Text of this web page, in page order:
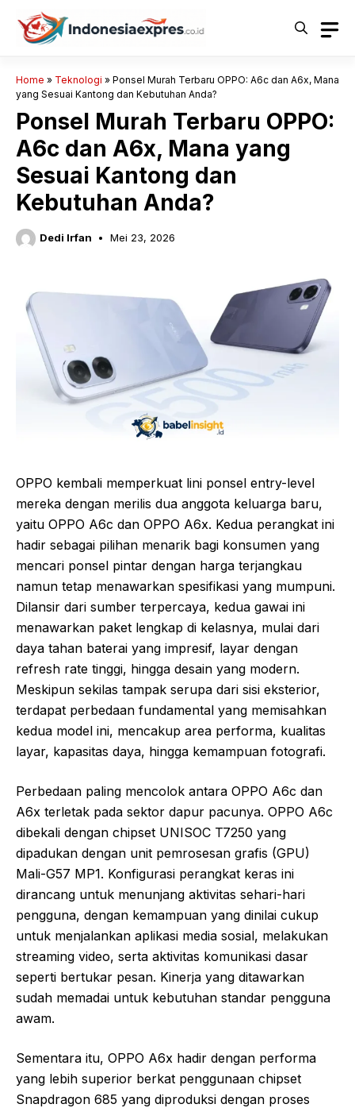
Langsung
Home » Teknologi » Ponsel Murah Terbaru OPPO: A6c dan A6x, Mana
yang Sesuai Kantong dan Kebutuhan Anda?
Ponsel Murah Terbaru OPPO:
A6c dan A6x, Mana yang
Sesuai Kantong dan
Kebutuhan Anda?
Dedi Irfan Mei 23, 2026
OPPO kembali memperkuat lini ponsel entry-level
mereka dengan merilis dua anggota keluarga baru,
yaitu OPPO A6c dan OPPO A6x. Kedua perangkat ini
hadir sebagai pilihan menarik bagi konsumen yang
mencari ponsel pintar dengan harga terjangkau
namun tetap menawarkan spesifikasi yang mumpuni.
Dilansir dari sumber terpercaya, kedua gawai ini
menawarkan paket lengkap di kelasnya, mulai dari
daya tahan baterai yang impresif, layar dengan
refresh rate tinggi, hingga desain yang modern.
Meskipun sekilas tampak serupa dari sisi eksterior,
terdapat perbedaan fundamental yang memisahkan
kedua model ini, mencakup area performa, kualitas
layar, kapasitas daya, hingga kemampuan fotografi.
Perbedaan paling mencolok antara OPPO A6c dan
A6x terletak pada sektor dapur pacunya. OPPO A6c
dibekali dengan chipset UNISOC T7250 yang
dipadukan dengan unit pemrosesan grafis (GPU)
Mali-G57 MP1. Konfigurasi perangkat keras ini
dirancang untuk menunjang aktivitas sehari-hari
pengguna, dengan kemampuan yang dinilai cukup
untuk menjalankan aplikasi media sosial, melakukan
streaming video, serta aktivitas komunikasi dasar
seperti bertukar pesan. Kinerja yang ditawarkan
sudah memadai untuk kebutuhan standar pengguna
awam.
Sementara itu, OPPO A6x hadir dengan performa
yang lebih superior berkat penggunaan chipset
Snapdragon 685 yang diproduksi dengan proses